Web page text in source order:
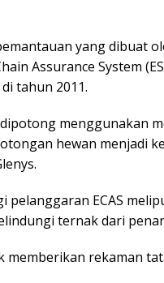
yang dibuat
Assurance System
tahun 2011.
menggunakan
hewan menjadi
pelanggaran ECAS
ternak dari
memberikan rekaman